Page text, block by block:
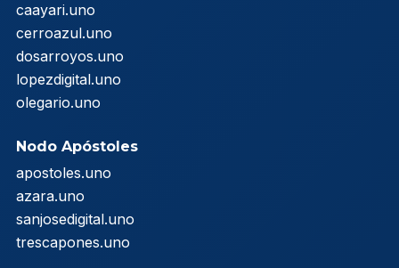
caayari.uno
cerroazul.uno
dosarroyos.uno
lopezdigital.uno
olegario.uno
Nodo Apóstoles
apostoles.uno
azara.uno
sanjosedigital.uno
trescapones.uno